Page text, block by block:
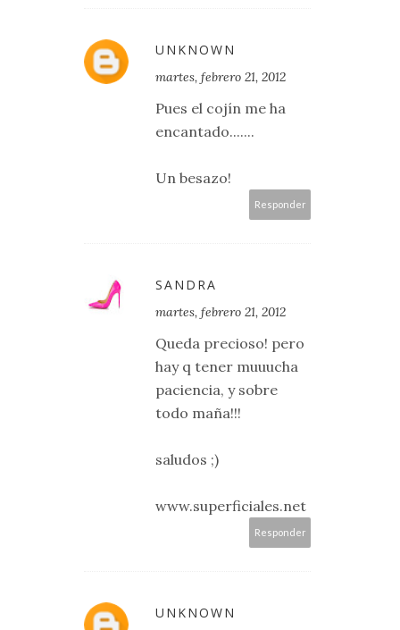
UNKNOWN
martes, febrero 21, 2012
Pues el cojín me ha
encantado.......
Un besazo!
Responder
SANDRA
martes, febrero 21, 2012
Queda precioso! pero
hay q tener muuucha
paciencia, y sobre
todo maña!!!
saludos ;)
www.superficiales.net
Responder
UNKNOWN